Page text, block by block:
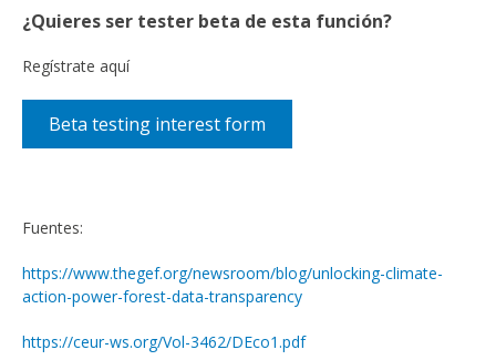
¿Quieres ser tester beta de esta función?
Regístrate aquí
Beta testing interest form
Fuentes:
https://www.thegef.org/newsroom/blog/unlocking-climate-
action-power-forest-data-transparency
https://ceur-ws.org/Vol-3462/DEco1.pdf